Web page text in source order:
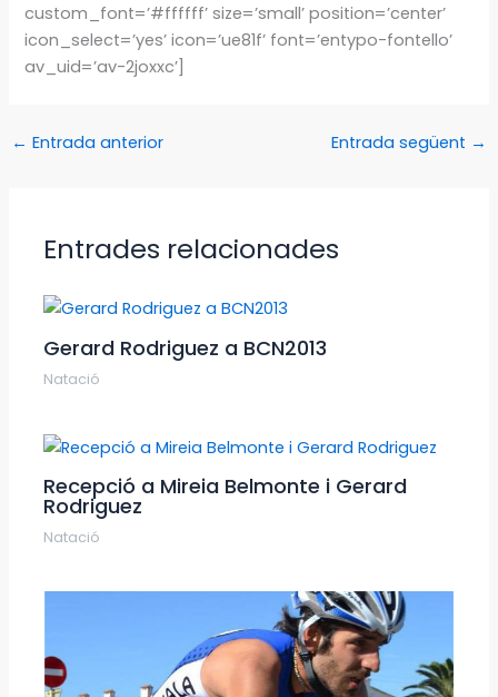
custom_font=’#ffffff’ size=’small’ position=’center’
icon_select=’yes’ icon=’ue81f’ font=’entypo-fontello’
av_uid=’av-2joxxc’]
← Entrada anterior Entrada següent →
Entrades relacionades
Gerard Rodriguez a BCN2013
Natació
Recepció a Mireia Belmonte i Gerard
Rodriguez
Natació